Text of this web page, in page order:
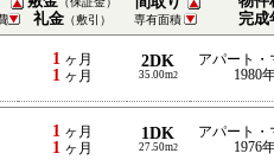
礼金（敷引） 専有面積
完成
1 ヶ月
1 ヶ月
2DK
35.00m2
アパート・
1980
1 ヶ月
1 ヶ月
1DK
27.50m2
アパート・
1976